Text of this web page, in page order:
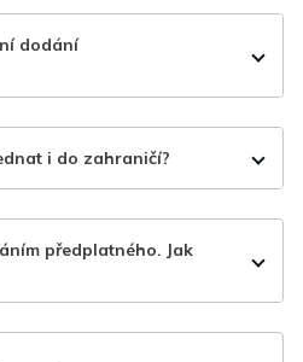
dodání
i do zahraničí?
předplatného. Jak